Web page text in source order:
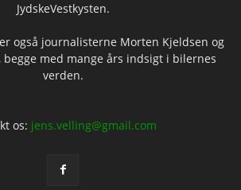
JydskeVestkysten.
også journalisterne Morten Kjeldsen og
begge med mange års indsigt i bilernes
verden.
os: jens.velling@gmail.com